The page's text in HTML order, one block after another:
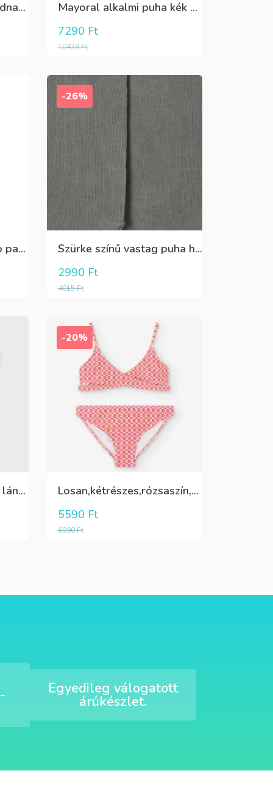
Killy szürke mintás rövidnadrág Mayoral alkalmi puha kék élre vasalt nadrág, behúzható derékrésszel
10439Ft
7290 Ft
Puha,lány Oeko Tex bio pamut hosszú pizsama
-26%
Szürke színű vastag puha harisnya
4015Ft
2990 Ft
Pink,vállon fodros csini lány kötött póló
-20%
Losan,kétrészes,rózsaszín,sárga,krém színű fürdőruha
6990Ft
5590 Ft
Egyedileg válogatott
árúkészlet.